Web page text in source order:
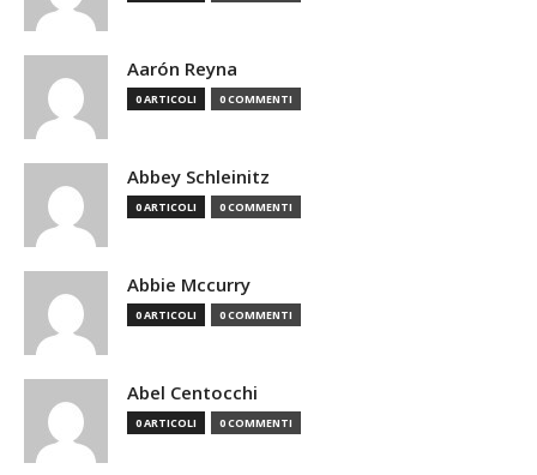
Aarón Reyna
0 ARTICOLI 0 COMMENTI
Abbey Schleinitz
0 ARTICOLI 0 COMMENTI
Abbie Mccurry
0 ARTICOLI 0 COMMENTI
Abel Centocchi
0 ARTICOLI 0 COMMENTI